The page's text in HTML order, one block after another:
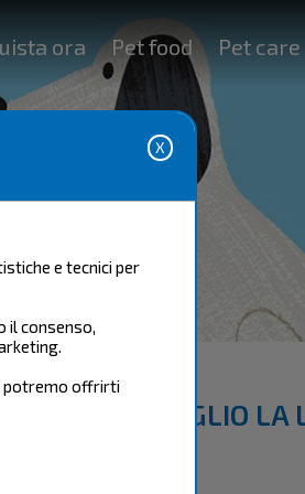
e tecnici per
il consenso,
potremo offrirti
ora Pet food Pet care
IN MEGLIO LA